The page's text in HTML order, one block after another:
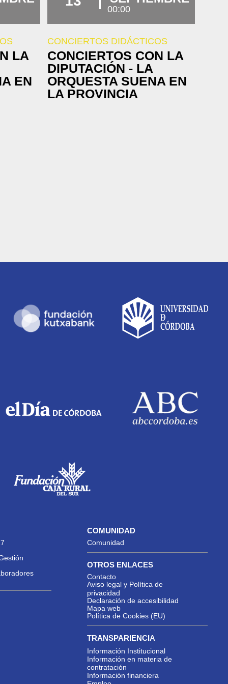
LA
EN
00:00
CONCIERTOS DIDÁCTICOS
CONCIERTOS CON LA
DIPUTACIÓN - LA
ORQUESTA SUENA EN
LA PROVINCIA
COMUNIDAD
Comunidad
OTROS ENLACES
Contacto
Aviso legal y Política de
privacidad
Declaración de accesibilidad
Mapa web
Política de Cookies (EU)
TRANSPARIENCIA
Información Institucional
Información en materia de
contratación
Información financiera